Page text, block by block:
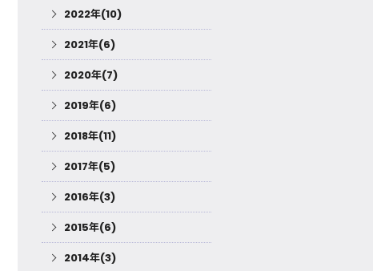
2022年(10)
2021年(6)
2020年(7)
2019年(6)
2018年(11)
2017年(5)
2016年(3)
2015年(6)
2014年(3)